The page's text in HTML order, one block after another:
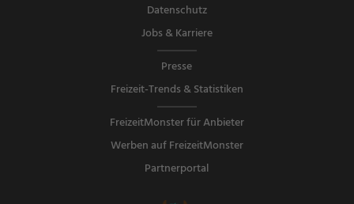
Datenschutz
Jobs & Karriere
Presse
Freizeit-Trends & Statistiken
FreizeitMonster für Anbieter
Werben auf FreizeitMonster
Partnerportal